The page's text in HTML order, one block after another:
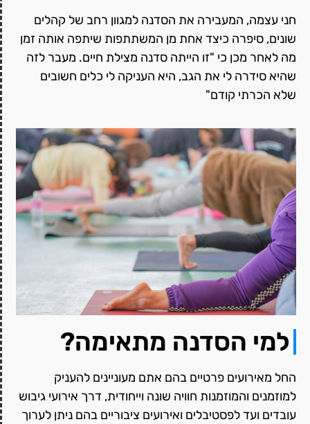
חני עצמה, המעבירה את הסדנה למגוון רחב של קהלים
שונים, סיפרה כיצד אחת מן המשתתפות שיתפה אותה זמן
מה לאחר מכן כי "זו הייתה סדנה מצילת חיים. מעבר לזה
שהיא סידרה לי את הגב, היא העניקה לי כלים חשובים
שלא הכרתי קודם"
למי הסדנה מתאימה?
החל מאירועים פרטיים בהם אתם מעוניינים להעניק
למוזמנים והמוזמנות חוויה שונה וייחודית, דרך אירועי גיבוש
עובדים ועד לפסטיבלים ואירועים ציבוריים בהם ניתן לערוך